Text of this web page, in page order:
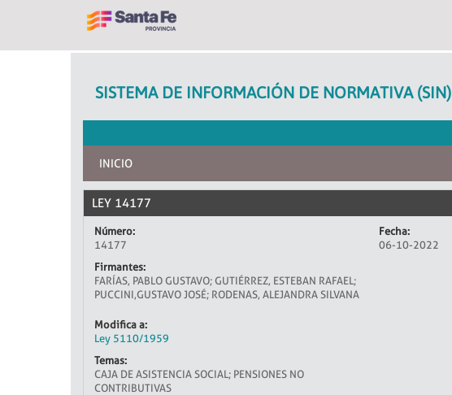
SISTEMA DE INFORMACIÓN DE NORMATIVA (SIN)
INICIO
LEY 14177
Número:
14177
Fecha:
06-10-2022
Firmantes:
FARÍAS, PABLO GUSTAVO; GUTIÉRREZ, ESTEBAN RAFAEL;
PUCCINI,GUSTAVO JOSÉ; RODENAS, ALEJANDRA SILVANA
Modifica a:
Ley 5110/1959
Temas:
CAJA DE ASISTENCIA SOCIAL; PENSIONES NO
CONTRIBUTIVAS